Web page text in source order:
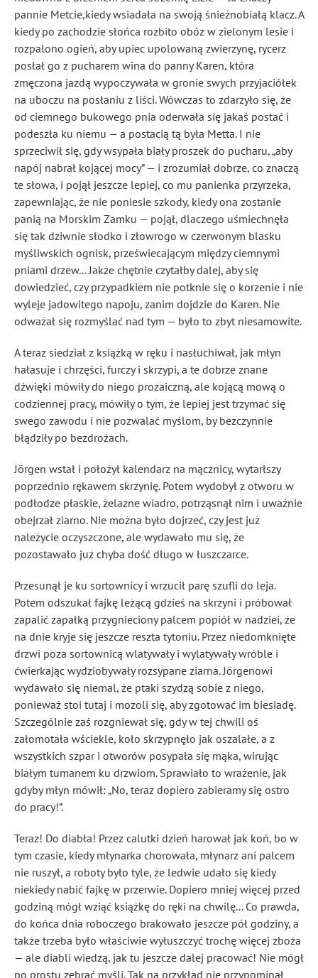
pannie Metcie,kiedy wsiadała na swoją śnieżnobiałą klacz. A
kiedy po zachodzie słońca rozbito obóz w zielonym lesie i
rozpalono ogień, aby upiec upolowaną zwierzynę, rycerz
posłał go z pucharem wina do panny Karen, która
zmęczona jazdą wypoczywała w gronie swych przyjaciółek
na uboczu na posłaniu z liści. Wówczas to zdarzyło się, że
od ciemnego bukowego pnia oderwała się jakaś postać i
podeszła ku niemu — a postacią tą była Metta. I nie
sprzeciwił się, gdy wsypała biały proszek do pucharu, „aby
napój nabrał kojącej mocy” — i zrozumiał dobrze, co znaczą
te słowa, i pojął jeszcze lepiej, co mu panienka przyrzeka,
zapewniając, że nie poniesie szkody, kiedy ona zostanie
panią na Morskim Zamku — pojął, dlaczego uśmiechnęła
się tak dziwnie słodko i złowrogo w czerwonym blasku
myśliwskich ognisk, przeświecającym między ciemnymi
pniami drzew... Jakże chętnie czytałby dalej, aby się
dowiedzieć, czy przypadkiem nie potknie się o korzenie i nie
wyleje jadowitego napoju, zanim dojdzie do Karen. Nie
odważał się rozmyślać nad tym — było to zbyt niesamowite.
A teraz siedział z książką w ręku i nasłuchiwał, jak młyn
hałasuje i chrzęści, furczy i skrzypi, a te dobrze znane
dźwięki mówiły do niego prozaiczną, ale kojącą mową o
codziennej pracy, mówiły o tym, że lepiej jest trzymać się
swego zawodu i nie pozwalać myślom, by bezczynnie
błądziły po bezdrożach.
Jörgen wstał i położył kalendarz na mącznicy, wytarłszy
poprzednio rękawem skrzynię. Potem wydobył z otworu w
podłodze płaskie, żelazne wiadro, potrząsnął nim i uważnie
obejrzał ziarno. Nie można było dojrzeć, czy jest już
należycie oczyszczone, ale wydawało mu się, że
pozostawało już chyba dość długo w łuszczarce.
Przesunął je ku sortownicy i wrzucił parę szufli do leja.
Potem odszukał fajkę leżącą gdzieś na skrzyni i próbował
zapalić zapałką przygnieciony palcem popiół w nadziei, że
na dnie kryje się jeszcze reszta tytoniu. Przez niedomknięte
drzwi poza sortownicą wlatywały i wylatywały wróble i
ćwierkając wydziobywały rozsypane ziarna. Jörgenowi
wydawało się niemal, że ptaki szydzą sobie z niego,
ponieważ stoi tutaj i mozoli się, aby zgotować im biesiadę.
Szczególnie zaś rozgniewał się, gdy w tej chwili oś
załomotała wściekle, koło skrzypnęło jak oszalałe, a z
wszystkich szpar i otworów posypała się mąka, wirując
białym tumanem ku drzwiom. Sprawiało to wrażenie, jak
gdyby młyn mówił: „No, teraz dopiero zabieramy się ostro
do pracy!”.
Teraz! Do diabła! Przez calutki dzień harował jak koń, bo w
tym czasie, kiedy młynarka chorowała, młynarz ani palcem
nie ruszył, a roboty było tyle, że ledwie udało się kiedy
niekiedy nabić fajkę w przerwie. Dopiero mniej więcej przed
godziną mógł wziąć książkę do ręki na chwilę... Co prawda,
do końca dnia roboczego brakowało jeszcze pół godziny, a
także trzeba było właściwie wyłuszczyć trochę więcej zboża
— ale diabli wiedzą, jak tu jeszcze dalej pracować! Nie mógł
po prostu zebrać myśli. Tak na przykład nie przypominał